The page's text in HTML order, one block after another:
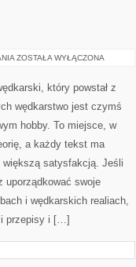
NAJWIĘKSZE
ZOSTAŁA WYŁĄCZONA
który powstał z
wędkarstwo jest czymś
hobby. To miejsce, w
a każdy tekst ma
większą satysfakcją. Jeśli
uporządkować swoje
i wędkarskich realiach,
i przepisy i […]